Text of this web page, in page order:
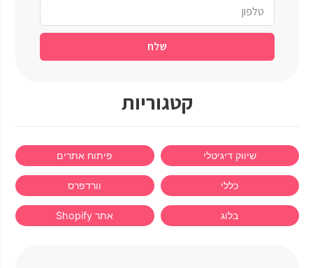
שלח
קטגוריות
שיווק דיגיטלי פיתוח אתרים
כללי וורדפרס
בלוג אתר Shopify